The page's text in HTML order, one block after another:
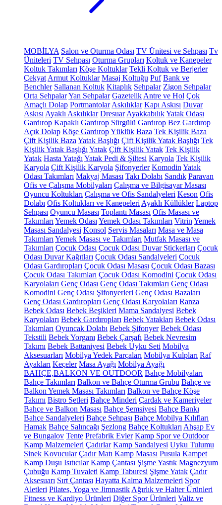
MOBİLYA Salon ve Oturma Odası TV Ünitesi ve Sehpası Tv
Üniteleri TV Sehpası Oturma Grupları Koltuk ve Kanepeler
Koltuk Takımları Köşe Koltuklar Tekli Koltuk ve Berjerler
Çekyat Armut Koltuklar Masaj Koltuğu Puf Bank ve
Benchler Sallanan Koltuk Kitaplık Sehpalar Zigon Sehpalar
Orta SehpalarYan Sehpalar Gazetelik Antre ve Hol Çok
Amaçlı Dolap Portmantolar Askılıklar Kapı Askısı Duvar
Askısı Ayaklı Askılıklar Dresuar AyakkabılıkYatak Odası
Gardırop Kapaklı Gardırop Sürgülü Gardırop Bez Gardırop
Açık Dolap Köşe GardıropYüklük Baza Tek Kişilik Baza
Çift Kişilik Baza Yatak Başlığı Çift Kişilik Yatak Başlığı Tek
Kişilik Yatak Başlığı Yatak Çift Kişilik Yatak Tek Kişilik
Yatak Hasta Yatağı Yatak Pedi & Şiltesi Karyola Tek Kişilik
Karyola Çift Kişilik Karyola Şifonyerler Komodin Yatak
Odası Takımları Makyaj Masası Takı Dolabı Sandık Paravan
Ofis ve Çalışma Mobilyaları Çalışma ve Bilgisayar Masası
Oyuncu Koltukları Çalışma ve Ofis Sandalyeleri Keson Ofis
Dolabı Ofis Koltukları ve Kanepeleri Ayaklı Küllükler Laptop
Sehpası Oyuncu Masası Toplantı Masası Ofis Masası ve
Takımları Yemek Odası Yemek Odası Takımları Vitrin Yemek
Masası Sandalyesi Konsol Servis Masaları Masa ve Masa
Takımları Yemek Masası ve Takımları Mutfak Masası ve
Takımları Çocuk Odası Çocuk Odası Duvar Stickerları Çocuk
Odası Duvar Kağıtları Çocuk Odası Sandalyeleri Çocuk
Odası Gardıropları Çocuk Odası Masası Çocuk Odası Bazası
Çocuk Odası Takımları Çocuk Odası Komodini Çocuk Odası
Karyolaları Genç Odası Genç Odası Takımları Genç Odası
Komodini Genç Odası Şifonyerleri Genç Odası Bazaları
Genç Odası Gardıropları Genç Odası Karyolaları Ranza
Bebek Odası Bebek Beşikleri Mama Sandalyesi Bebek
Karyolaları Bebek Gardıropları Bebek Yatakları Bebek Odası
Takımları Oyuncak Dolabı Bebek Şifonyer Bebek Odası
Tekstili Bebek Yorganı Bebek Çarşafı Bebek Nevresim
Takımı Bebek Battaniyesi Bebek Uyku Seti Mobilya
Aksesuarları Mobilya Yedek Parçaları Mobilya Kulpları Raf
Ayakları Keçeler Masa Ayağı Mobilya Ayağı
BAHÇE,BALKON VE OUTDOOR Bahçe Mobilyaları
Bahçe Takımları Balkon ve Bahçe Oturma Grubu Bahçe ve
Balkon Yemek Masası Takımları Balkon ve Bahçe Köşe
Takımı Bistro Setleri Bahçe Minderi Çardak ve Kameriyeler
Bahçe ve Balkon Masası Bahçe Şemsiyesi Bahçe Bankı
Bahçe Sandalyeleri Bahçe Sehpası Bahçe Mobilya Kılıfları
Hamak Bahçe Salıncağı Şezlong Bahçe Koltukları Ahşap Ev
ve Bungalov Tente Prefabrik Evler Kamp Spor ve Outdoor
Kamp Malzemeleri Çadırlar Kamp Sandalyesi Uyku Tulumu
Sinek Kovucular Çadır Matı Kamp Masası Pusula Kampet
Kamp Duşu Isıtıcılar Kamp Çantası Şişme Yastık Magnezyum
Çubuğu Kamp Tuvaleti Kamp Taburesi Şişme Yatak Çadır
Aksesuarı Sırt Çantası Hayatta Kalma Malzemeleri Spor
Aletleri Pilates, Yoga ve Jimnastik Ağırlık ve Halter Ürünleri
Fitness ve Kardiyo Ürünleri Diğer Spor Ürünleri Valiz ve